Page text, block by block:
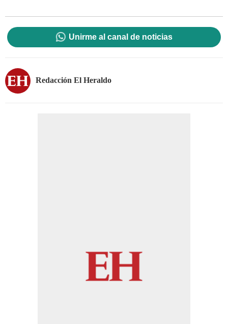
Unirme al canal de noticias
Redacción El Heraldo